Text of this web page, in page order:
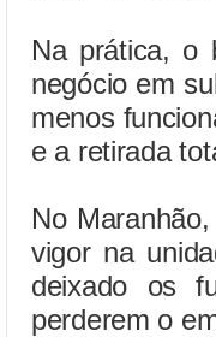
Na prática, o
negócio em
menos
e a retirada
No
vigor na
deixado os
perderem o